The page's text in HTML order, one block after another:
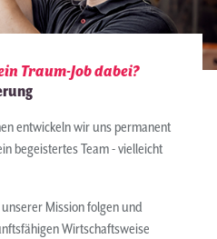
Traum-Job dabei?
entwickeln wir uns permanent
begeistertes Team - vielleicht
Mission folgen und
Wirtschaftsweise